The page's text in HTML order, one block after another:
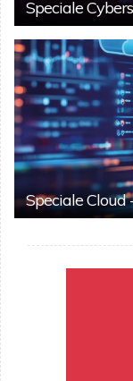
Speciale
Speciale